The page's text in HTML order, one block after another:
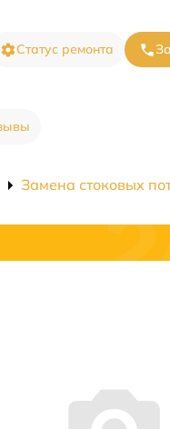
Статус ремонта
Замена стоковых